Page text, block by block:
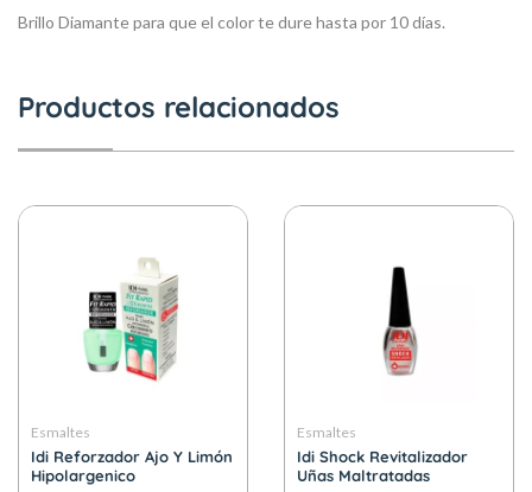
Brillo Diamante para que el color te dure hasta por 10 días.
Productos relacionados
Esmaltes
Idi Reforzador Ajo Y Limón
Hipolargenico
Esmaltes
Idi Shock Revitalizador
Uñas Maltratadas